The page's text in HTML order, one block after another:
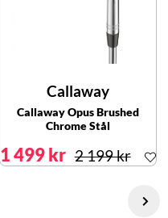
Callaway
Callaway Opus Brushed
Chrome Stål
1 499 kr 2 199 kr